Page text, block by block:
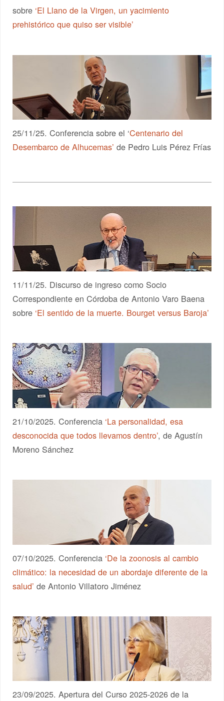
sobre ‘El Llano de la Virgen, un yacimiento
prehistórico que quiso ser visible’
25/11/25. Conferencia sobre el ‘Centenario del
Desembarco de Alhucemas’ de Pedro Luis Pérez Frías
11/11/25. Discurso de ingreso como Socio
Correspondiente en Córdoba de Antonio Varo Baena
sobre ‘El sentido de la muerte. Bourget versus Baroja’
21/10/2025. Conferencia ‘La personalidad, esa
desconocida que todos llevamos dentro’, de Agustín
Moreno Sánchez
07/10/2025. Conferencia ‘De la zoonosis al cambio
climático: la necesidad de un abordaje diferente de la
salud’ de Antonio Villatoro Jiménez
23/09/2025. Apertura del Curso 2025-2026 de la